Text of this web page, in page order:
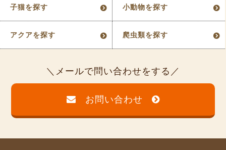
子猫を探す 小動物を探す
アクアを探す 爬虫類を探す
メールで問い合わせをする
お問い合わせ